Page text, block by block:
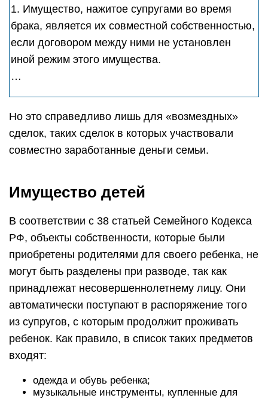
1. Имущество, нажитое супругами во время
брака, является их совместной собственностью,
если договором между ними не установлен
иной режим этого имущества.
…
Но это справедливо лишь для «возмездных»
сделок, таких сделок в которых участвовали
совместно заработанные деньги семьи.
Имущество детей
В соответствии с 38 статьей Семейного Кодекса
РФ, объекты собственности, которые были
приобретены родителями для своего ребенка, не
могут быть разделены при разводе, так как
принадлежат несовершеннолетнему лицу. Они
автоматически поступают в распоряжение того
из супругов, с которым продолжит проживать
ребенок. Как правило, в список таких предметов
входят:
одежда и обувь ребенка;
музыкальные инструменты, купленные для